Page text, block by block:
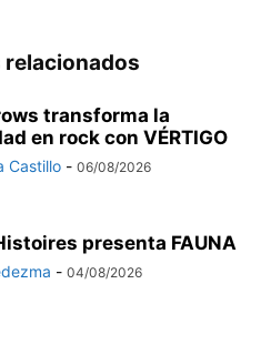
transforma la
en rock con VÉRTIGO
Castillo - 06/08/2026
presenta FAUNA
- 04/08/2026